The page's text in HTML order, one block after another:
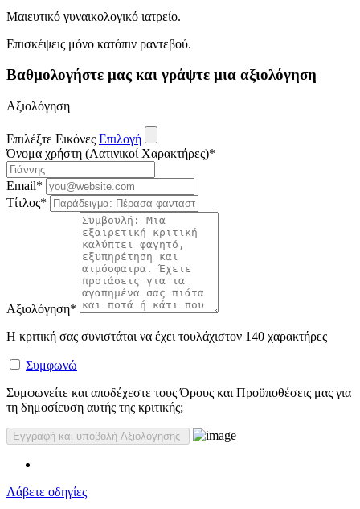
Μαιευτικό γυναικολογικό ιατρείο.
Επισκέψεις μόνο κατόπιν ραντεβού.
Βαθμολογήστε μας και γράψτε μια αξιολόγηση
Αξιολόγηση
Επιλέξτε Εικόνες Επιλογή
Όνομα χρήστη (Λατινικοί Χαρακτήρες)*
Email*
Τίτλος*
Αξιολόγηση*
Η κριτική σας συνιστάται να έχει τουλάχιστον 140 χαρακτήρες
Συμφωνώ
Συμφωνείτε και αποδέχεστε τους Όρους και Προϋποθέσεις μας για
τη δημοσίευση αυτής της κριτικής;
Λάβετε οδηγίες